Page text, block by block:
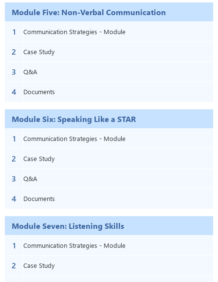
Module Five: Non-Verbal Communication
1
Communication Strategies - Module
Five: Non-Verbal Communication
2 Case Study
3 Q&A
4 Documents
Module Six: Speaking Like a STAR
1
Communication Strategies - Module
Six: Speaking Like A Star
2 Case Study
3 Q&A
4 Documents
Module Seven: Listening Skills
1
Communication Strategies - Module
Seven: Listening Skills
2 Case Study